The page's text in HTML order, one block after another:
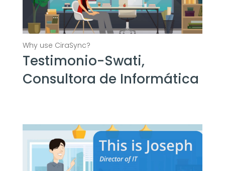
Testimonio-Swati,
Consultora de Informática